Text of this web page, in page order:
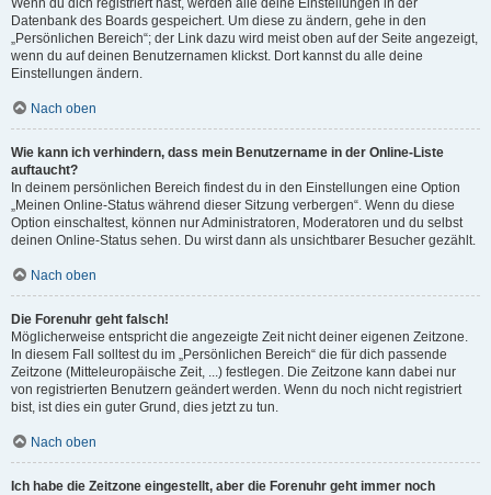
Wenn du dich registriert hast, werden alle deine Einstellungen in der
Datenbank des Boards gespeichert. Um diese zu ändern, gehe in den
„Persönlichen Bereich“; der Link dazu wird meist oben auf der Seite angezeigt,
wenn du auf deinen Benutzernamen klickst. Dort kannst du alle deine
Einstellungen ändern.
Nach oben
Wie kann ich verhindern, dass mein Benutzername in der Online-Liste
auftaucht?
In deinem persönlichen Bereich findest du in den Einstellungen eine Option
„Meinen Online-Status während dieser Sitzung verbergen“. Wenn du diese
Option einschaltest, können nur Administratoren, Moderatoren und du selbst
deinen Online-Status sehen. Du wirst dann als unsichtbarer Besucher gezählt.
Nach oben
Die Forenuhr geht falsch!
Möglicherweise entspricht die angezeigte Zeit nicht deiner eigenen Zeitzone.
In diesem Fall solltest du im „Persönlichen Bereich“ die für dich passende
Zeitzone (Mitteleuropäische Zeit, ...) festlegen. Die Zeitzone kann dabei nur
von registrierten Benutzern geändert werden. Wenn du noch nicht registriert
bist, ist dies ein guter Grund, dies jetzt zu tun.
Nach oben
Ich habe die Zeitzone eingestellt, aber die Forenuhr geht immer noch